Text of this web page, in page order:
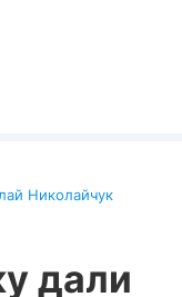
Николайчук
дали